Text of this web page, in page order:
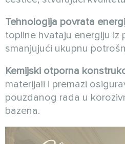
Tehnologija povrata
topline hvataju energiju iz
smanjujući ukupnu
Kemijski otporna
materijali i premazi
pouzdanog rada u
bazena.